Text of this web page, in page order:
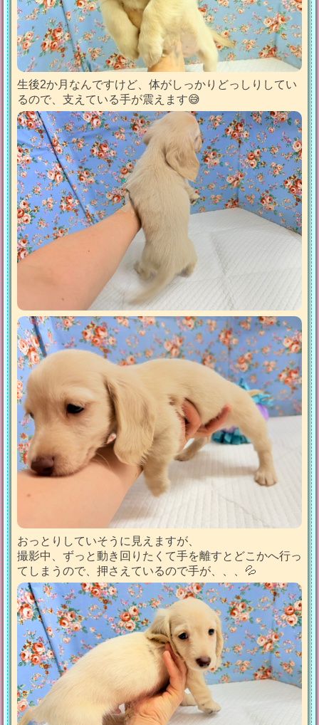
生後2か月なんですけど、体がしっかりどっしりしてい
るので、支えている手が震えます😅
おっとりしていそうに見えますが、
撮影中、ずっと動き回りたくて手を離すとどこかへ行っ
てしまうので、押さえているので手が、、、💦